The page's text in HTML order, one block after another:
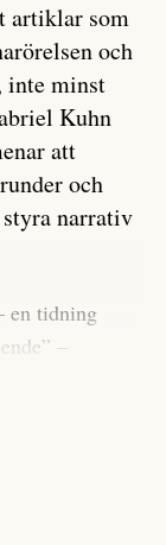
artiklar som
och
inte minst
Kuhn
att
och
narrativ
en tidning
–
grön och
bra